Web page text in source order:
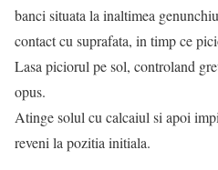
banci situata la inaltimea
contact cu suprafata, in timp ce
Lasa piciorul pe sol, controland
opus.
Atinge solul cu calcaiul si apoi
reveni la pozitia initiala.